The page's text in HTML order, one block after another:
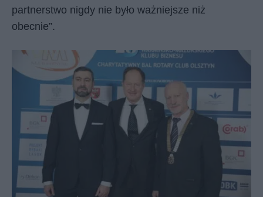
partnerstwo nigdy nie było ważniejsze niż
obecnie”.